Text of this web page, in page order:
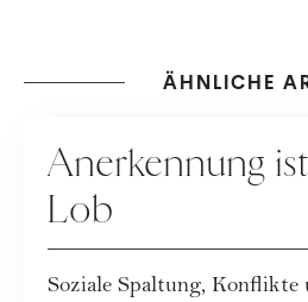
ÄHNLICHE
Anerkennung
Lob
Soziale Spaltung, Konflikte